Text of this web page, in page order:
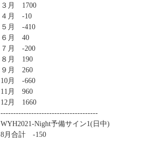
３月 1700
４月 -10
５月 -410
６月 40
７月 -200
８月 190
９月 260
10月 -660
11月 960
12月 1660
--------------------------------------
WYH2021-Night予備サイン1(日中)
8月合計 -150